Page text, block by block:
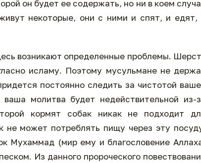
он будет ее содержать, но ни в коем
некоторые, они с ними и спят, и едят,
возникают определенные проблемы.
исламу. Поэтому мусульмане не
постоянно следить за чистотой
молитва будет недействительной из-
кормят собак никак не подходит
не может потреблять пищу через эту
Мухаммад (мир ему и благословение
Из данного пророческого